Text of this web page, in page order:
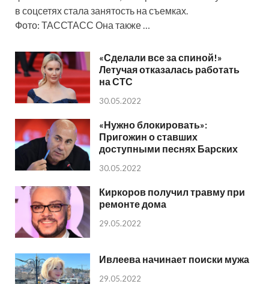
в соцсетях стала занятость на съемках.
Фото: ТАССТАСС Она также …
«Сделали все за спиной!»
Летучая отказалась работать
на СТС
30.05.2022
«Нужно блокировать»:
Пригожин о ставших
доступными песнях Барских
30.05.2022
Киркоров получил травму при
ремонте дома
29.05.2022
Ивлеева начинает поиски мужа
29.05.2022